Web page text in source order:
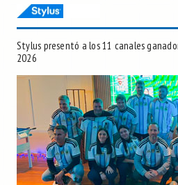
Stylus presentó a los 11 canales
2026